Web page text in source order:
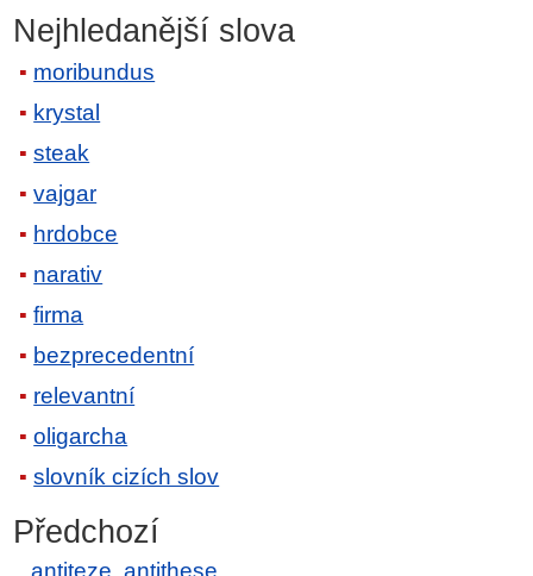
Nejhledanější slova
moribundus
krystal
steak
vajgar
hrdobce
narativ
firma
bezprecedentní
relevantní
oligarcha
slovník cizích slov
Předchozí